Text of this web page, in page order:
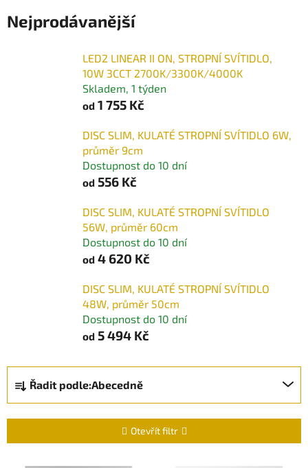
Nejprodávanější
LED2 LINEAR II ON, STROPNÍ SVÍTIDLO,
10W 3CCT 2700K/3300K/4000K
Skladem, 1 týden
od 1 755 Kč
DISC SLIM, KULATÉ STROPNÍ SVÍTIDLO 6W,
průměr 9cm
Dostupnost do 10 dní
od 556 Kč
DISC SLIM, KULATÉ STROPNÍ SVÍTIDLO
56W, průměr 60cm
Dostupnost do 10 dní
od 4 620 Kč
DISC SLIM, KULATÉ STROPNÍ SVÍTIDLO
48W, průměr 50cm
Dostupnost do 10 dní
od 5 494 Kč
Ř
a
z
n
Řadit podle:Abecedně
Otevřít filtr